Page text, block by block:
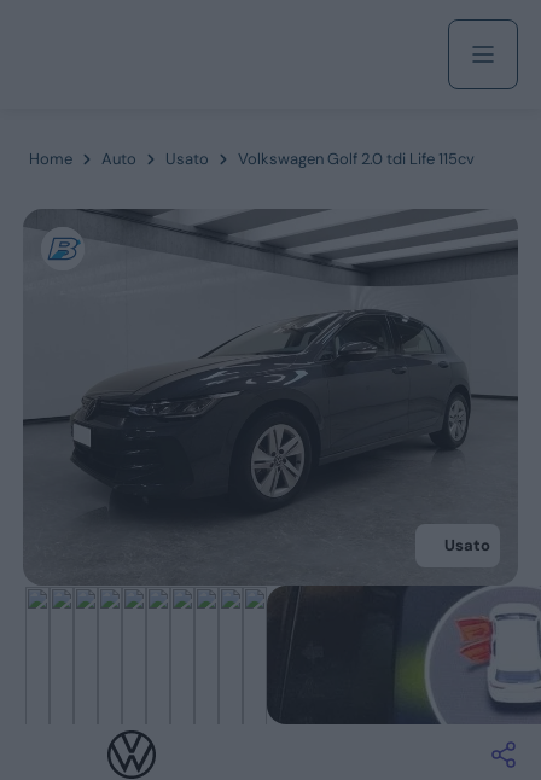
Acquista
Azienda
Servizi
Marchi
Fiat
Alfa Romeo
Home Auto Usato Volkswagen Golf 2.0 tdi Life 115cv
Usato